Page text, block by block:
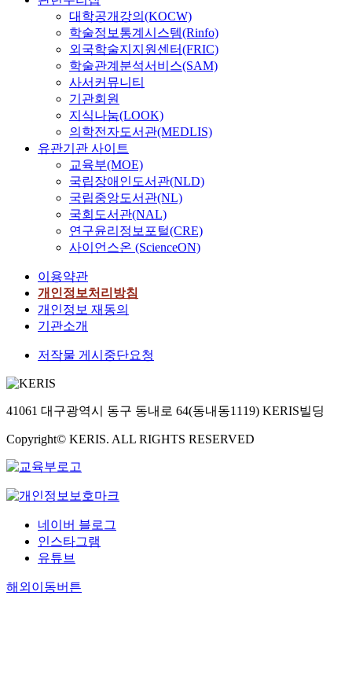
대학공개강의(KOCW)
학술정보통계시스템(Rinfo)
외국학술지지원센터(FRIC)
학술관계분석서비스(SAM)
사서커뮤니티
기관회원
지식나눔(LOOK)
의학전자도서관(MEDLIS)
유관기관 사이트
교육부(MOE)
국립장애인도서관(NLD)
국립중앙도서관(NL)
국회도서관(NAL)
연구윤리정보포털(CRE)
사이언스온 (ScienceON)
이용약관
개인정보처리방침
개인정보 재동의
기관소개
저작물 게시중단요청
41061 대구광역시 동구 동내로 64(동내동1119) KERIS빌딩
Copyright© KERIS. ALL RIGHTS RESERVED
네이버 블로그
인스타그램
유튜브
해외이동버튼